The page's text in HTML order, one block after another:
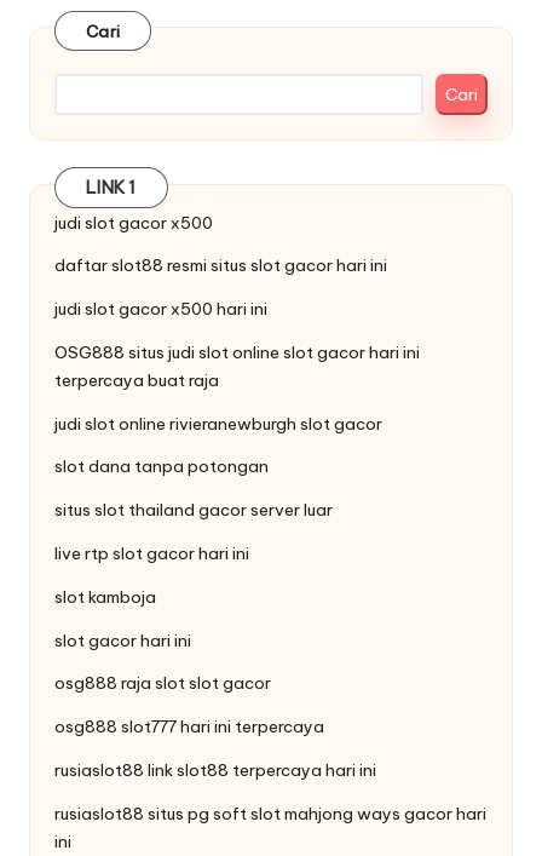
Cari
Cari
LINK 1
judi slot gacorx500
daftarslot88 resmi situs slot gacor hari ini
judi slotgacor x500 hari ini
OSG888 situs judi slot online slot gacorhari ini
terpercaya buat raja
judi slot online rivieranewburgh slot gacor
slot dana tanpa potongan
situs slot thailand gacor server luar
live rtp slotgacor hari ini
slot kamboja
slot gacor hari ini
osg888 raja slotslot gacor
osg888 slot777hari ini terpercaya
rusiaslot88 linkslot88 terpercaya hari ini
rusiaslot88 situs pg softslot mahjong ways gacor hari
ini